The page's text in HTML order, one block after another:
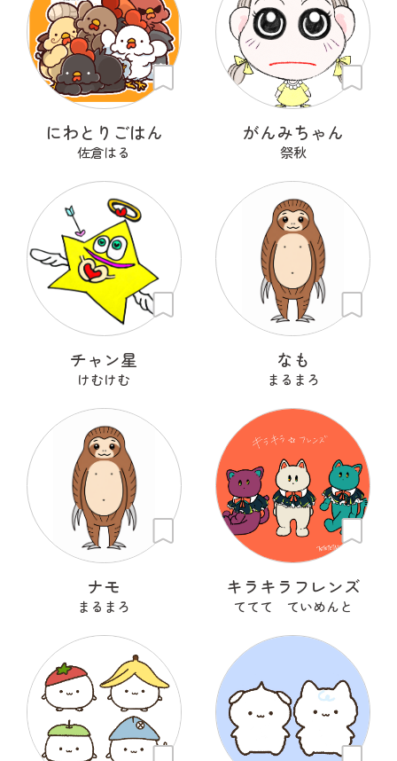
にわとりごはん
佐倉はる
がんみちゃん
祭秋
チャン星
けむけむ
なも
まるまろ
ナモ
まるまろ
キラキラフレンズ
ててて ていめんと